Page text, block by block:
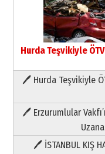
Hurda Teşvikiyle
🖊 Hurda Teşvikiyle
🖊 Erzurumlular
🖊 İSTANBUL KIŞ
Paranın Aile
03 Ağustos 2026 Pazartesi
Yıldırım